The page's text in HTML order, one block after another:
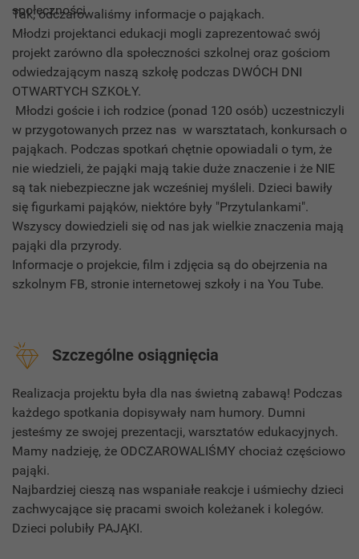
Tak, odczarowaliśmy informacje o pająkach.
Młodzi projektanci edukacji mogli zaprezentować swój
projekt zarówno dla społeczności szkolnej oraz gościom
odwiedzającym naszą szkołę podczas DWÓCH DNI
OTWARTYCH SZKOŁY.
Młodzi goście i ich rodzice (ponad 120 osób) uczestniczyli
w przygotowanych przez nas w warsztatach, konkursach o
pająkach. Podczas spotkań chętnie opowiadali o tym, że
nie wiedzieli, że pająki mają takie duże znaczenie i że NIE
są tak niebezpieczne jak wcześniej myśleli. Dzieci bawiły
się figurkami pająków, niektóre były "Przytulankami".
Wszyscy dowiedzieli się od nas jak wielkie znaczenia mają
pająki dla przyrody.
Informacje o projekcie, film i zdjęcia są do obejrzenia na
szkolnym FB, stronie internetowej szkoły i na You Tube.
Szczególne osiągnięcia
Realizacja projektu była dla nas świetną zabawą! Podczas
każdego spotkania dopisywały nam humory. Dumni
jesteśmy ze swojej prezentacji, warsztatów edukacyjnych.
Mamy nadzieję, że ODCZAROWALIŚMY chociaż częściowo
pająki.
Najbardziej cieszą nas wspaniałe reakcje i uśmiechy dzieci
zachwycające się pracami swoich koleżanek i kolegów.
Dzieci polubiły PAJĄKI.